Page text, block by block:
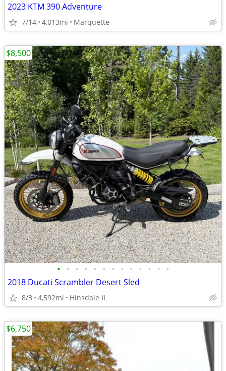
2023 KTM 390 Adventure
7/14 4,013mi Marquette
• • • • • • • • • • • • •
2018 Ducati Scrambler Desert Sled
8/3 4,592mi Hinsdale IL
$8,500
$6,750